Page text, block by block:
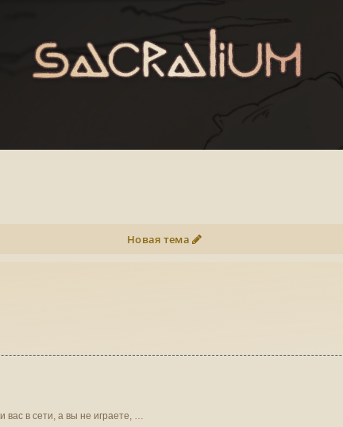
Новая тема
и видели вас в сети, а вы не играете, …